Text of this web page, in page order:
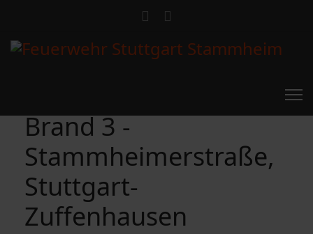
Brand 3 -
Stammheimerstraße,
Stuttgart-
Zuffenhausen